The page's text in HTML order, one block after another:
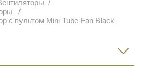
с пультом Mini Tube Fan Black